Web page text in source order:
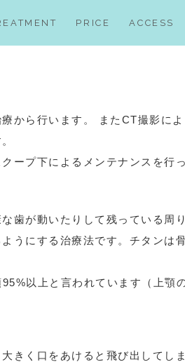
PRICE ACCESS
審美治療
分子栄養学外来
から行います。 またCT撮影に
ープ下によるメンテナンスを行
歯が動いたりして残っている
うにする治療法です。チタン
以上と言われています（上
く口をあけると飛び出してし